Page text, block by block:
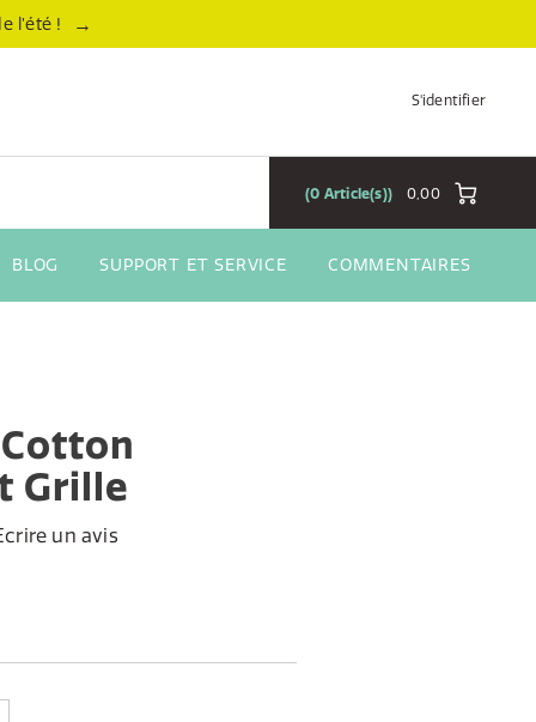
l’été ! →
S'identifier
0,00
0 Article(s)
BLOG SUPPORT ET SERVICE COMMENTAIRES
Grille
un avis